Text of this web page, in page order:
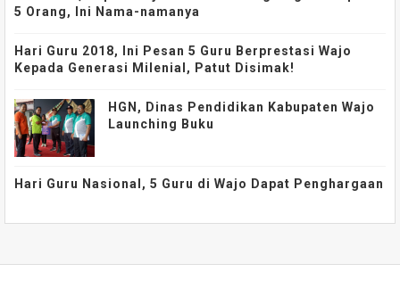
5 Orang, Ini Nama-namanya
Hari Guru 2018, Ini Pesan 5 Guru Berprestasi Wajo
Kepada Generasi Milenial, Patut Disimak!
HGN, Dinas Pendidikan Kabupaten Wajo
Launching Buku
Hari Guru Nasional, 5 Guru di Wajo Dapat Penghargaan